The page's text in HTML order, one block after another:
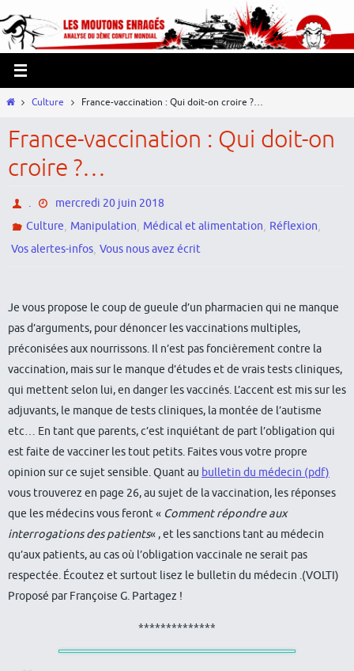
vers
le
contenu
HomeCulture France-vaccination : Qui doit-on croire ?…
France-vaccination : Qui doit-on
croire ?…
.
mercredi 20 juin 2018
Culture, Manipulation, Médical et alimentation, Réflexion,
Vos alertes-infos, Vous nous avez écrit
Je vous propose le coup de gueule d’un pharmacien qui ne manque
pas d’arguments, pour dénoncer les vaccinations multiples,
préconisées aux nourrissons. Il n’est pas foncièrement contre la
vaccination, mais sur le manque d’études et de vrais tests cliniques,
qui mettent selon lui, en danger les vaccinés. L’accent est mis sur les
adjuvants, le manque de tests cliniques, la montée de l’autisme
etc… En tant que parents, c’est inquiétant de part l’obligation qui
est faite de vacciner les tout petits. Faites vous votre propre
opinion sur ce sujet sensible. Quant au bulletin du médecin (pdf)
vous trouverez en page 26, au sujet de la vaccination, les réponses
que les médecins vous feront « Comment répondre aux
interrogations des patients« , et les sanctions tant au médecin
qu’aux patients, au cas où l’obligation vaccinale ne serait pas
respectée. Écoutez et surtout lisez le bulletin du médecin .(VOLTI)
Proposé par Françoise G. Partagez !
**************